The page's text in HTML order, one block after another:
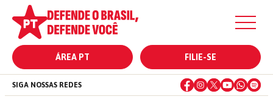
ÁREA PT FILIE-SE
SIGA NOSSAS REDES